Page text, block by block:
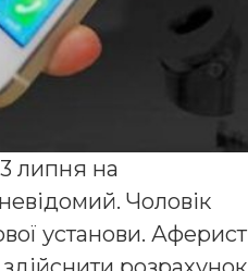
липня на
Чоловік
установи. Аферист